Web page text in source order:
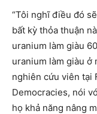
“Tôi nghĩ điều đó
bất kỳ thỏa thuận
uranium làm giàu
uranium làm giàu ở
nghiên cứu viên tại
Democracies, nói
họ khả năng nâng